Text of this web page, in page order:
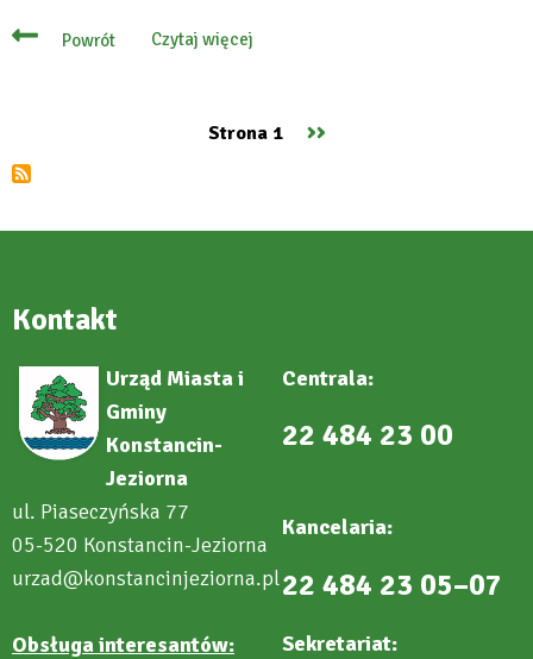
Powrót Czytaj więcej
o
Strona 1
Następna
››
Kontakt
Urząd Miasta i
Gminy
Konstancin-
Jeziorna
ul. Piaseczyńska 77
05-520 Konstancin-Jeziorna
urzad@konstancinjeziorna.pl
Obsługa interesantów:
Centrala:
22 484 23 00
Kancelaria:
22 484 23 05–07
Sekretariat: